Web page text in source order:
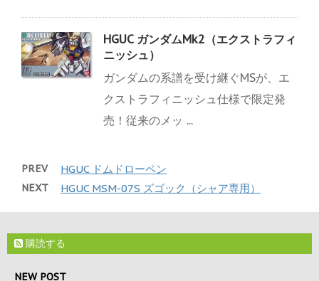
HGUC ガンダムMk2（エクストラフィ
ニッシュ）
ガンダムの系譜を受け継ぐMSが、エ
クストラフィニッシュ仕様で限定発
売！従来のメッ ...
PREV HGUC ドムドローペン
NEXT HGUC MSM-07S ズゴック（シャア専用）
購読する
NEW POST